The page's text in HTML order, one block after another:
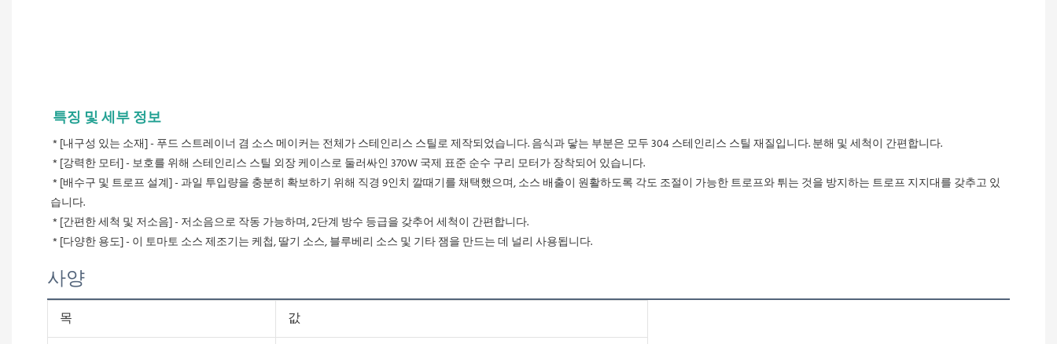
특징 및 세부 정보
* [내구성 있는 소재] - 푸드 스트레이너 겸 소스 메이커는 전체가 스테인리스 스틸로 제작되었습니다. 음식과 닿는 부분은 모두 304 스테인리스 스틸 재질입니다. 분해 및 세척이 간편합니다.
* [강력한 모터] - 보호를 위해 스테인리스 스틸 외장 케이스로 둘러싸인 370W 국제 표준 순수 구리 모터가 장착되어 있습니다.
습니다.
* [간편한 세척 및 저소음] - 저소음으로 작동 가능하며, 2단계 방수 등급을 갖추어 세척이 간편합니다.
* [다양한 용도] - 이 토마토 소스 제조기는 케첩, 딸기 소스, 블루베리 소스 및 기타 잼을 만드는 데 널리 사용됩니다.
사양
목 값